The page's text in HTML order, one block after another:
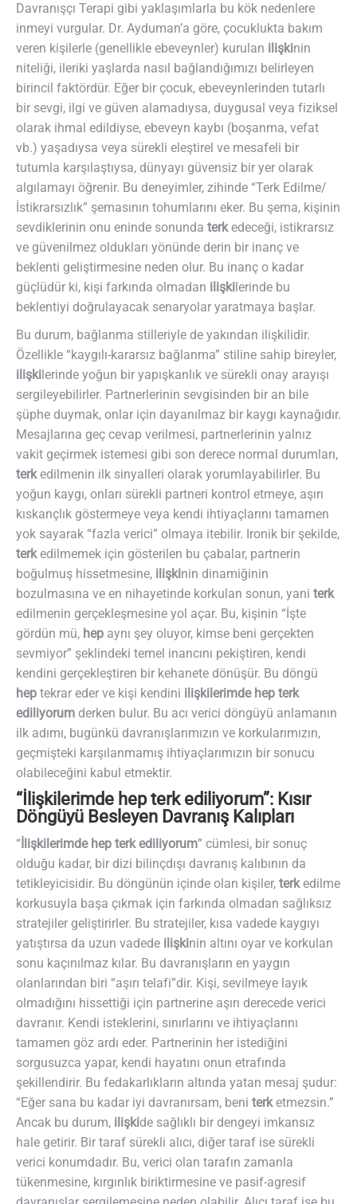
Davranışçı Terapi gibi yaklaşımlarla bu kök nedenlere
inmeyi vurgular. Dr. Ayduman’a göre, çocuklukta bakım
veren kişilerle (genellikle ebeveynler) kurulan ilişkinin
niteliği, ileriki yaşlarda nasıl bağlandığımızı belirleyen
birincil faktördür. Eğer bir çocuk, ebeveynlerinden tutarlı
bir sevgi, ilgi ve güven alamadıysa, duygusal veya fiziksel
olarak ihmal edildiyse, ebeveyn kaybı (boşanma, vefat
vb.) yaşadıysa veya sürekli eleştirel ve mesafeli bir
tutumla karşılaştıysa, dünyayı güvensiz bir yer olarak
algılamayı öğrenir. Bu deneyimler, zihinde “Terk Edilme/
İstikrarsızlık” şemasının tohumlarını eker. Bu şema, kişinin
sevdiklerinin onu eninde sonunda terkedeceği, istikrarsız
ve güvenilmez oldukları yönünde derin bir inanç ve
beklenti geliştirmesine neden olur. Bu inanç o kadar
güçlüdür ki, kişi farkında olmadan ilişkilerinde bu
beklentiyi doğrulayacak senaryolar yaratmaya başlar.
Bu durum, bağlanma stilleriyle de yakından ilişkilidir.
Özellikle “kaygılı-kararsız bağlanma” stiline sahip bireyler,
ilişkilerinde yoğun bir yapışkanlık ve sürekli onay arayışı
sergileyebilirler. Partnerlerinin sevgisinden bir an bile
şüphe duymak, onlar için dayanılmaz bir kaygı kaynağıdır.
Mesajlarına geç cevap verilmesi, partnerlerinin yalnız
vakit geçirmek istemesi gibi son derece normal durumları,
terkedilmenin ilk sinyalleri olarak yorumlayabilirler. Bu
yoğun kaygı, onları sürekli partneri kontrol etmeye, aşırı
kıskançlık göstermeye veya kendi ihtiyaçlarını tamamen
yok sayarak “fazla verici” olmaya itebilir. Ironik bir şekilde,
terkedilmemek için gösterilen bu çabalar, partnerin
boğulmuş hissetmesine, ilişkinin dinamiğinin
bozulmasına ve en nihayetinde korkulan sonun, yani terk
edilmenin gerçekleşmesine yol açar. Bu, kişinin “İşte
gördün mü, hep aynı şey oluyor, kimse beni gerçekten
sevmiyor” şeklindeki temel inancını pekiştiren, kendi
kendini gerçekleştiren bir kehanete dönüşür. Bu döngü
hep tekrar eder ve kişi kendini ilişkilerimde hep terk
ediliyorum derken bulur. Bu acı verici döngüyü anlamanın
ilk adımı, bugünkü davranışlarımızın ve korkularımızın,
geçmişteki karşılanmamış ihtiyaçlarımızın bir sonucu
olabileceğini kabul etmektir.
“İlişkilerimde hep terk ediliyorum”: Kısır
Döngüyü Besleyen Davranış Kalıpları
“İlişkilerimde hep terk ediliyorum” cümlesi, bir sonuç
olduğu kadar, bir dizi bilinçdışı davranış kalıbının da
tetikleyicisidir. Bu döngünün içinde olan kişiler, terkedilme
korkusuyla başa çıkmak için farkında olmadan sağlıksız
stratejiler geliştirirler. Bu stratejiler, kısa vadede kaygıyı
yatıştırsa da uzun vadede ilişkinin altını oyar ve korkulan
sonu kaçınılmaz kılar. Bu davranışların en yaygın
olanlarından biri “aşırı telafi”dir. Kişi, sevilmeye layık
olmadığını hissettiği için partnerine aşırı derecede verici
davranır. Kendi isteklerini, sınırlarını ve ihtiyaçlarını
tamamen göz ardı eder. Partnerinin her istediğini
sorgusuzca yapar, kendi hayatını onun etrafında
şekillendirir. Bu fedakarlıkların altında yatan mesaj şudur:
“Eğer sana bu kadar iyi davranırsam, beni terketmezsin.”
Ancak bu durum, ilişkide sağlıklı bir dengeyi imkansız
hale getirir. Bir taraf sürekli alıcı, diğer taraf ise sürekli
verici konumdadır. Bu, verici olan tarafın zamanla
tükenmesine, kırgınlık biriktirmesine ve pasif-agresif